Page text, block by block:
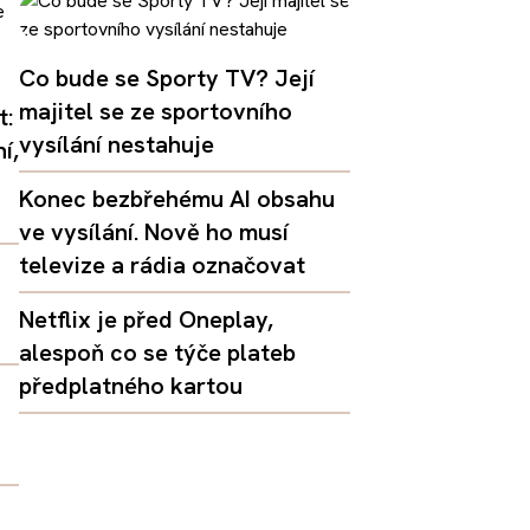
Co bude se Sporty TV? Její
majitel se ze sportovního
vysílání nestahuje
Konec bezbřehému AI obsahu
ve vysílání. Nově ho musí
televize a rádia označovat
Netflix je před Oneplay,
alespoň co se týče plateb
předplatného kartou